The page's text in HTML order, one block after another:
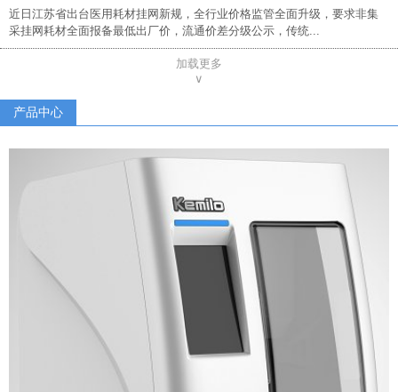
近日江苏省出台医用耗材挂网新规，全行业价格监管全面升级，要求非集
采挂网耗材全面报备最低出厂价，流通价差分级公示，传统...
加载更多
∨
产品中心